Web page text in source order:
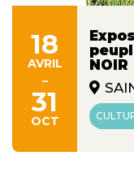
18
AVRIL
-
31
OCT
NOIR